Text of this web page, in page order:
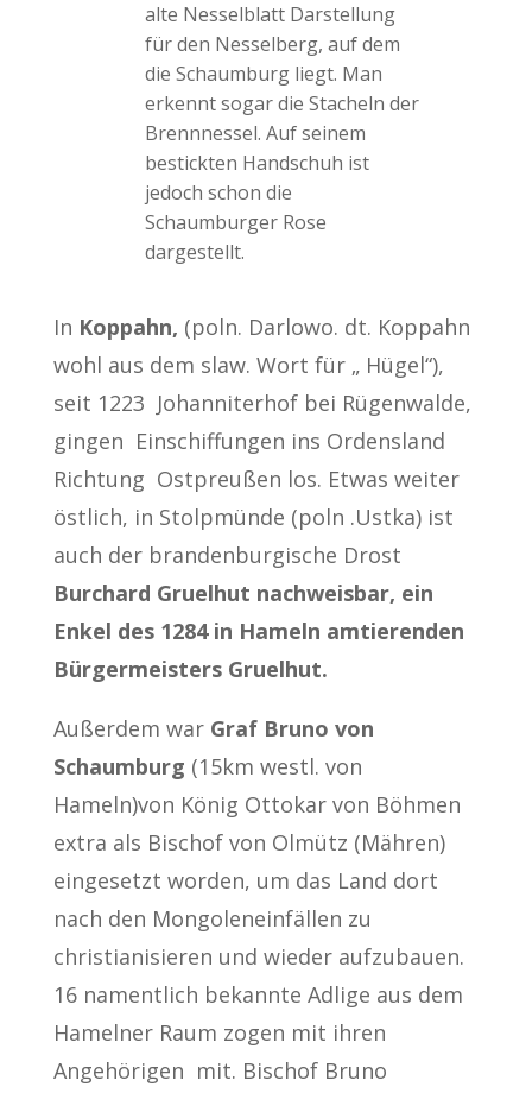
alte Nesselblatt Darstellung
für den Nesselberg, auf dem
die Schaumburg liegt. Man
erkennt sogar die Stacheln der
Brennnessel. Auf seinem
bestickten Handschuh ist
jedoch schon die
Schaumburger Rose
dargestellt.
In Koppahn, (poln. Darlowo. dt. Koppahn
wohl aus dem slaw. Wort für „ Hügel“),
seit 1223 Johanniterhof bei Rügenwalde,
gingen Einschiffungen ins Ordensland
Richtung Ostpreußen los. Etwas weiter
östlich, in Stolpmünde (poln .Ustka) ist
auch der brandenburgische Drost
Burchard Gruelhut nachweisbar, ein
Enkel des 1284 in Hameln amtierenden
Bürgermeisters Gruelhut.
Außerdem war Graf Bruno von
Schaumburg (15km westl. von
Hameln)von König Ottokar von Böhmen
extra als Bischof von Olmütz (Mähren)
eingesetzt worden, um das Land dort
nach den Mongoleneinfällen zu
christianisieren und wieder aufzubauen.
16 namentlich bekannte Adlige aus dem
Hamelner Raum zogen mit ihren
Angehörigen mit. Bischof Bruno